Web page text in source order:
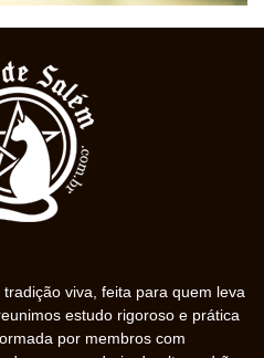
viva, feita para quem leva
estudo rigoroso e prática
por membros com